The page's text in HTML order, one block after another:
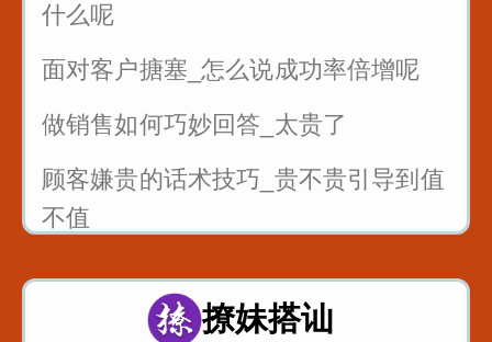
什么呢
面对客户搪塞_怎么说成功率倍增呢
做销售如何巧妙回答_太贵了
顾客嫌贵的话术技巧_贵不贵引导到值
不值
销售的时候懂得尊重客户_一句话就可
以留人留心
撩妹搭讪